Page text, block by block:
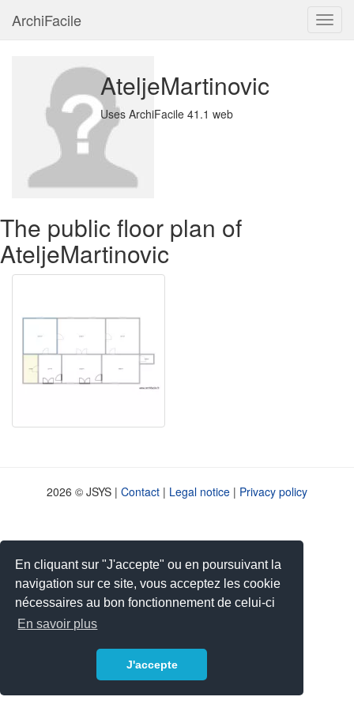
En cliquant sur "J'accepte" ou en poursuivant la
navigation sur ce site, vous acceptez les cookie
nécessaires au bon fonctionnement de celui-ci
En savoir plus
J'accepte
ArchiFacile
AteljeMartinovic
Uses ArchiFacile 41.1 web
The public floor plan of
AteljeMartinovic
2026 © JSYS | Contact | Legal notice | Privacy policy